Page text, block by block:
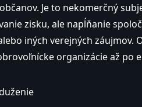
Je to nekomerčný
zisku, ale napĺňanie
iných verejných
organizácie až po